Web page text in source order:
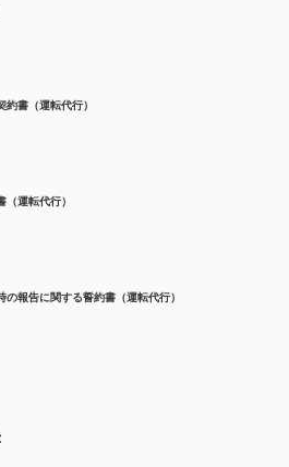
約書（運転代行）
運転代行）
の報告に関する誓約書（運転代行）